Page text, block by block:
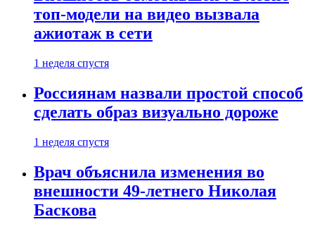
топ-модели на видео вызвала
ажиотаж в сети
1 неделя спустя
Россиянам назвали простой способ
сделать образ визуально дороже
1 неделя спустя
Врач объяснила изменения во
внешности 49-летнего Николая
Баскова